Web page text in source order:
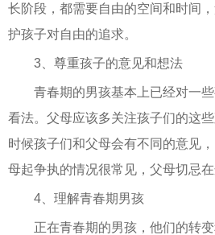
长阶段，都需要自由的空间和时间
护孩子对自由的追求。
3、尊重孩子的意见和想法
青春期的男孩基本上已经对一
看法。父母应该多关注孩子们的这
时候孩子们和父母会有不同的意见
母起争执的情况很常见，父母切忌
4、理解青春期男孩
正在青春期的男孩，他们的转